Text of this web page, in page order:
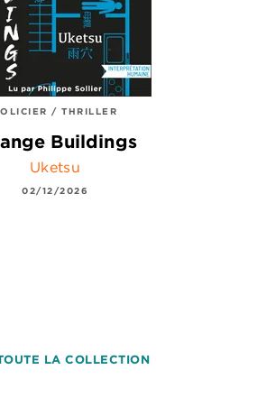
/ THRILLER
Buildings
Uketsu
02/12/2026
LA COLLECTION